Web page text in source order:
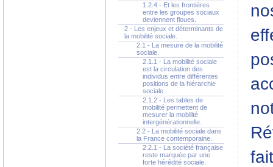
1.2.4 - Et les frontières
entre les groupes sociaux
deviennent floues.
2 - Les enjeux et déterminants de
la mobilité sociale.
2.1 - La mesure de la mobilité
sociale.
2.1.1 - La mobilité sociale
est la circulation des
individus entre différentes
positions de la hiérarchie
sociale.
2.1.2 - Les tables de
mobilité permettent de
mesurer la mobilité
intergénérationnelle.
2.2 - La mobilité sociale dans
la France contemporaine.
2.2.1 - La société française
reste marquée par une
forte hérédité sociale.